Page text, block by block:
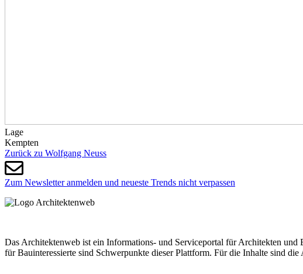
Lage
Kempten
Zurück zu Wolf­gang Neuss
Zum Newsletter anmelden und neueste Trends nicht verpassen
Das Architektenweb ist ein Informations- und Serviceportal für Architekten
für Bauinteressierte sind Schwerpunkte dieser Plattform. Für die Inhalte sind